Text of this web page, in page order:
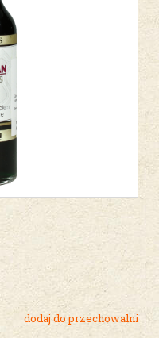
dodaj do przechowalni